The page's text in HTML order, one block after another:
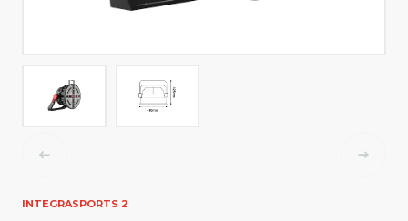
INTEGRASPORTS 2